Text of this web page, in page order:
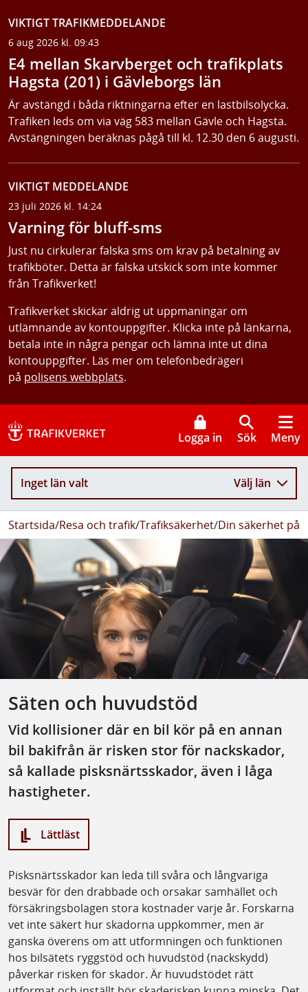
VIKTIGT TRAFIKMEDDELANDE
6 aug 2026 kl. 09:43
E4 mellan Skarvberget och trafikplats
Hagsta (201) i Gävleborgs län
Är avstängd i båda riktningarna efter en lastbilsolycka.
Trafiken leds om via väg 583 mellan Gävle och Hagsta.
Avstängningen beräknas pågå till kl. 12.30 den 6 augusti.
VIKTIGT MEDDELANDE
23 juli 2026 kl. 14:24
Varning för bluff-sms
Just nu cirkulerar falska sms om krav på betalning av
trafikböter. Detta är falska utskick som inte kommer
från Trafikverket!
Trafikverket skickar aldrig ut uppmaningar om
utlämnande av kontouppgifter. Klicka inte på länkarna,
betala inte in några pengar och lämna inte ut dina
kontouppgifter. Läs mer om telefonbedrägeri
på polisens webbplats.
Logga in Sök Meny
Inget län valt Välj län
Startsida/Resa och trafik/Trafiksäkerhet/Din säkerhet på
Säten och huvudstöd
Vid kollisioner där en bil kör på en annan
bil bakifrån är risken stor för nackskador,
så kallade pisksnärtsskador, även i låga
hastigheter.
Lättläst
Pisksnärtsskador kan leda till svåra och långvariga
besvär för den drabbade och orsakar samhället och
försäkringsbolagen stora kostnader varje år. Forskarna
vet inte säkert hur skadorna uppkommer, men är
ganska överens om att utformningen och funktionen
hos bilsätets ryggstöd och huvudstöd (nackskydd)
påverkar risken för skador. Är huvudstödet rätt